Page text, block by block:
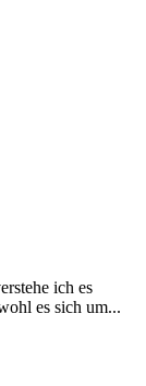
ich es
es sich um...